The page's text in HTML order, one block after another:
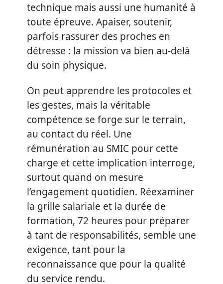
technique mais aussi une humanité à
toute épreuve. Apaiser, soutenir,
parfois rassurer des proches en
détresse : la mission va bien au-delà
du soin physique.
On peut apprendre les protocoles et
les gestes, mais la véritable
compétence se forge sur le terrain,
au contact du réel. Une
rémunération au SMIC pour cette
charge et cette implication interroge,
surtout quand on mesure
l’engagement quotidien. Réexaminer
la grille salariale et la durée de
formation, 72 heures pour préparer
à tant de responsabilités, semble une
exigence, tant pour la
reconnaissance que pour la qualité
du service rendu.